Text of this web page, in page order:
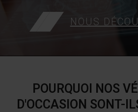
NOUS
POURQUOI NOS
D'OCCASION SONT-